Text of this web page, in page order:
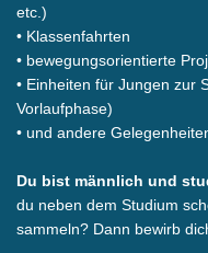
etc.)
• Klassenfahrten
• bewegungsorientierte
• Einheiten für Jungen zur
Vorlaufphase)
• und andere
Du bist männlich und
du neben dem Studium
sammeln? Dann bewirb